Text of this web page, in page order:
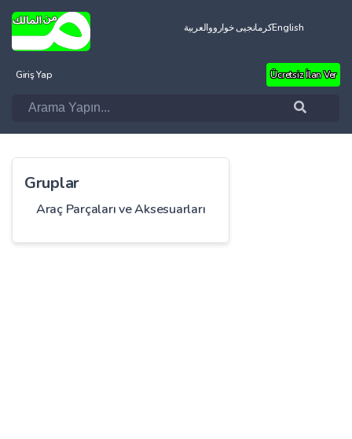
العربيةکرمانجیی خوارووEnglish
Giriş Yap Ücretsiz İlan Ver
Gruplar
Araç Parçaları ve Aksesuarları